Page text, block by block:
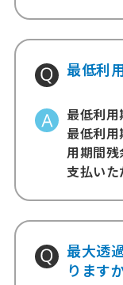
最低利
最低利用
最低利
用期間
支払いた
最大透
りますか